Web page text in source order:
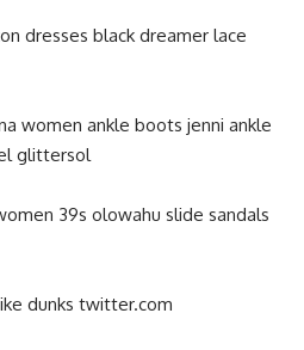
dresses black dreamer lace
women ankle boots jenni ankle
glittersol
39s olowahu slide sandals
dunks twitter.com